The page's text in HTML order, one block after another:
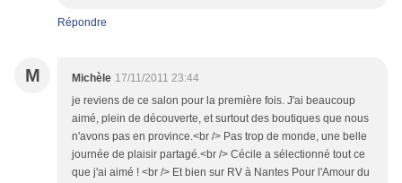
Répondre
M Michèle 17/11/2011 23:44
je reviens de ce salon pour la première fois. J'ai beaucoup
aimé, plein de découverte, et surtout des boutiques que nous
n'avons pas en province.<br /> Pas trop de monde, une belle
journée de plaisir partagé.<br /> Cécile a sélectionné tout ce
que j'ai aimé ! <br /> Et bien sur RV à Nantes Pour l'Amour du